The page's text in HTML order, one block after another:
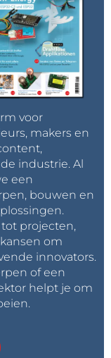
voor
makers en
industrie. Al
een
bouwen en
projecten,
om
innovators.
of een
helpt je om